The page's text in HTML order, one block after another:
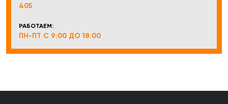
405
РАБОТАЕМ:
ПН-ПТ С 9:00 ДО 18:00